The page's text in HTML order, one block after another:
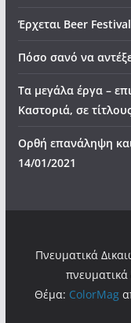
Έρχεται Beer
Πόσο σανό να
Τα μεγάλα έργα –
Καστοριά, σε
Ορθή επανάληψη
14/01/2021
Πνευματικά
Θέμα: ColorMag